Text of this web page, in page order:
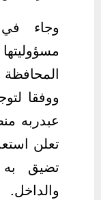
وجاء في
ووفقا
عبدربه
تعلن
تضيق
والداخل.